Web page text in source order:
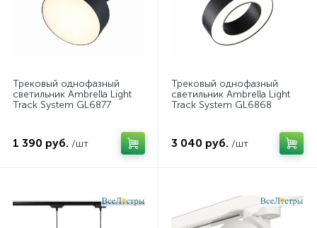
Трековый однофазный
светильник Ambrella Light
Track System GL6877
1 390 руб. /шт
Трековый однофазный
светильник Ambrella Light
Track System GL6868
3 040 руб. /шт